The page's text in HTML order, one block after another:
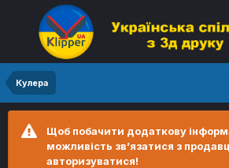
Кулера
Щоб побачити додаткову
можливість зв’язатися з
авторизуватися!